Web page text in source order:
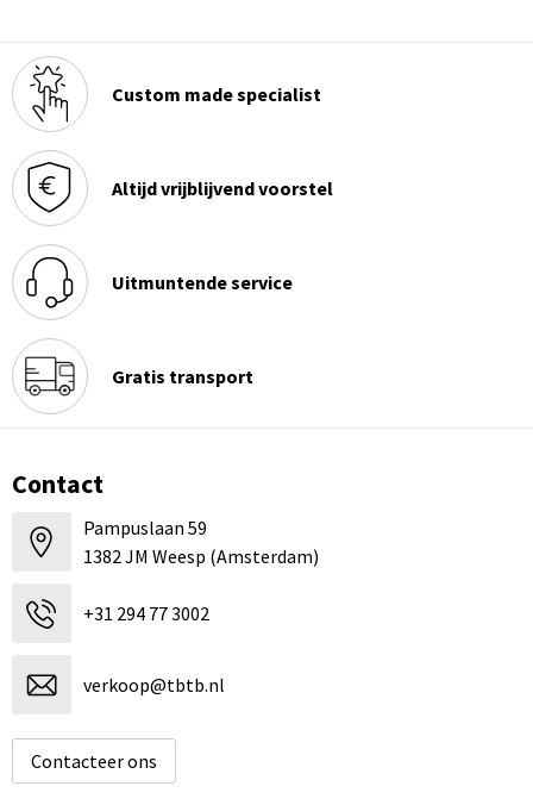
Custom made specialist
Altijd vrijblijvend voorstel
Uitmuntende service
Gratis transport
Contact
Pampuslaan 59
1382 JM Weesp (Amsterdam)
+31 294 77 3002
verkoop@tbtb.nl
Contacteer ons